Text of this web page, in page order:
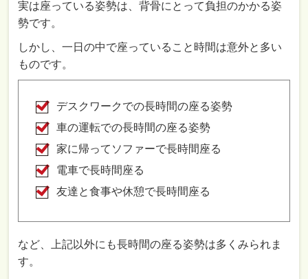
実は座っている姿勢は、背骨にとって負担のかかる姿
勢です。
しかし、一日の中で座っていること時間は意外と多い
ものです。
デスクワークでの長時間の座る姿勢
車の運転での長時間の座る姿勢
家に帰ってソファーで長時間座る
電車で長時間座る
友達と食事や休憩で長時間座る
など、上記以外にも長時間の座る姿勢は多くみられま
す。